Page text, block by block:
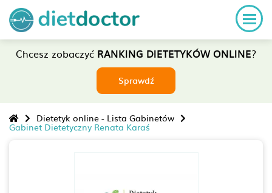
Chcesz zobaczyć RANKING DIETETYKÓW ONLINE?
Sprawdź
Dietetyk online - Lista Gabinetów
Gabinet Dietetyczny Renata Karaś